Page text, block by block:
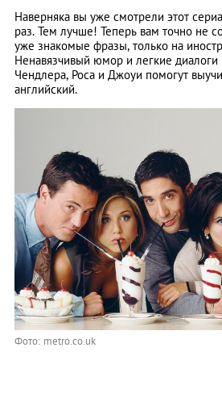
Наверняка вы уже смотрели этот
раз. Тем лучше! Теперь вам точно не
уже знакомые фразы, только на
Ненавязчивый юмор и легкие
Чендлера, Роса и Джоуи помогут
английский.
Фото: metro.co.uk